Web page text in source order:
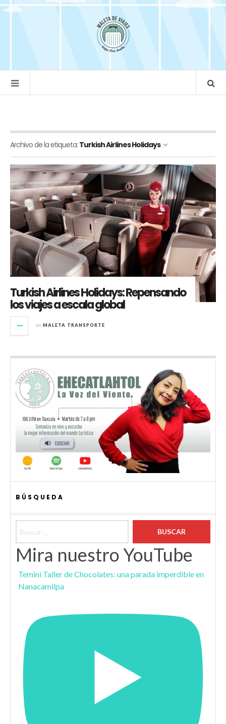
Archivo de la etiqueta: Turkish Airlines Holidays
Turkish Airlines Holidays: Repensando
los viajes a escala global
en MALETA TRANSPORTE
BÚSQUEDA
Mira nuestro YouTube
Temini Taller de Chocolates: una parada imperdible en
Nanacamilpa